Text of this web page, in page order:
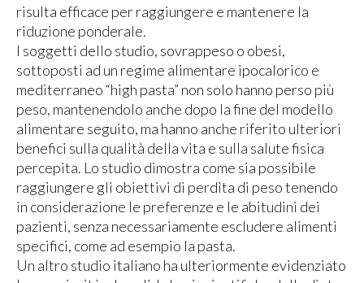
risulta efficace per raggiungere e mantenere la
riduzione ponderale.
I soggetti dello studio, sovrappeso o obesi,
sottoposti ad un regime alimentare ipocalorico e
mediterraneo “high pasta” non solo hanno perso più
peso, mantenendolo anche dopo la fine del modello
alimentare seguito, ma hanno anche riferito ulteriori
benefici sulla qualità della vita e sulla salute fisica
percepita. Lo studio dimostra come sia possibile
raggiungere gli obiettivi di perdita di peso tenendo
in considerazione le preferenze e le abitudini dei
pazienti, senza necessariamente escludere alimenti
specifici, come ad esempio la pasta.
Un altro studio italiano ha ulteriormente evidenziato